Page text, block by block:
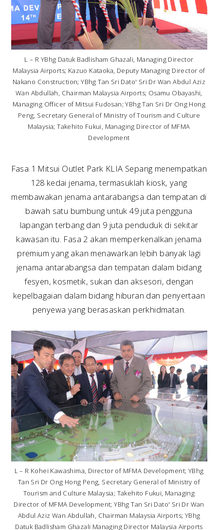
L – R YBhg Datuk Badlisham Ghazali, Managing Director
Malaysia Airports; Kazuo Kataoka, Deputy Managing Director of
Nakano Construction; YBhg Tan Sri Dato' Sri Dr Wan Abdul Aziz
Wan Abdullah, Chairman Malaysia Airports; Osamu Obayashi,
Managing Officer of Mitsui Fudosan; YBhg Tan Sri Dr Ong Hong
Peng, Secretary General of Ministry of Tourism and Culture
Malaysia; Takehito Fukui, Managing Director of MFMA
Development
Fasa 1 Mitsui Outlet Park KLIA Sepang menempatkan
128 kedai jenama, termasuklah kiosk, yang
membawakan jenama antarabangsa dan tempatan di
bawah satu bumbung untuk 49 juta pengguna
lapangan terbang dan 9 juta penduduk di sekitar
kawasan itu. Fasa 2 akan memperkenalkan jenama
premium yang akan menawarkan lebih banyak lagi
jenama antarabangsa dan tempatan dalam bidang
fesyen, kosmetik, sukan dan aksesori, dengan
kepelbagaian dalam bidang hiburan dan penyertaan
penyewa yang berasaskan perkhidmatan.
L – R Kohei Kawashima, Director of MFMA Development; YBhg
Tan Sri Dr Ong Hong Peng, Secretary General of Ministry of
Tourism and Culture Malaysia; Takehito Fukui, Managing
Director of MFMA Development; YBhg Tan Sri Dato' Sri Dr Wan
Abdul Aziz Wan Abdullah, Chairman Malaysia Airports; YBhg
Datuk Badlisham Ghazali Managing Director Malaysia Airports